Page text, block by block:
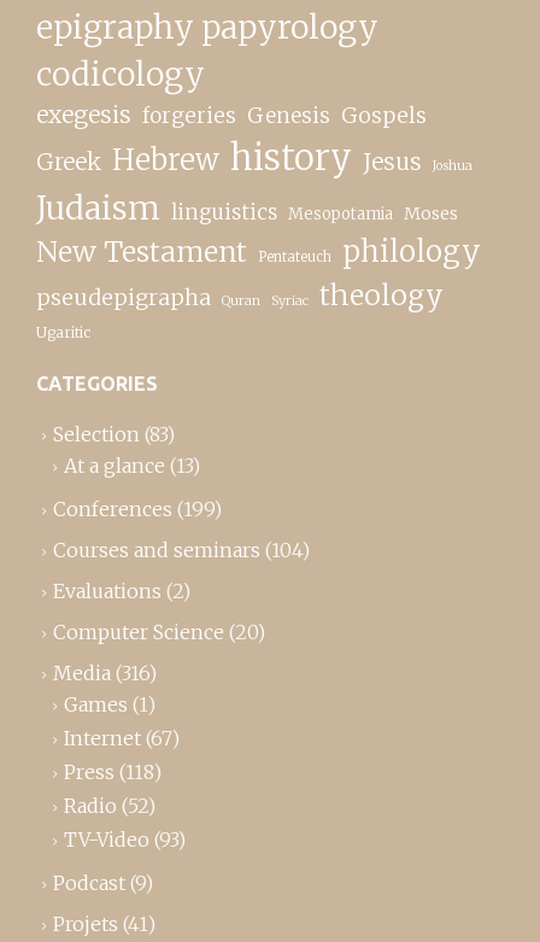
epigraphy papyrology
codicology
exegesis forgeries Genesis Gospels
Greek Hebrew history Jesus Joshua
Judaism linguistics Mesopotamia Moses
New Testament Pentateuch philology
pseudepigrapha Quran Syriac theology
Ugaritic
CATEGORIES
Selection (83)
At a glance (13)
Conferences (199)
Courses and seminars (104)
Evaluations (2)
Computer Science (20)
Media (316)
Games (1)
Internet (67)
Press (118)
Radio (52)
TV-Video (93)
Podcast (9)
Projets (41)